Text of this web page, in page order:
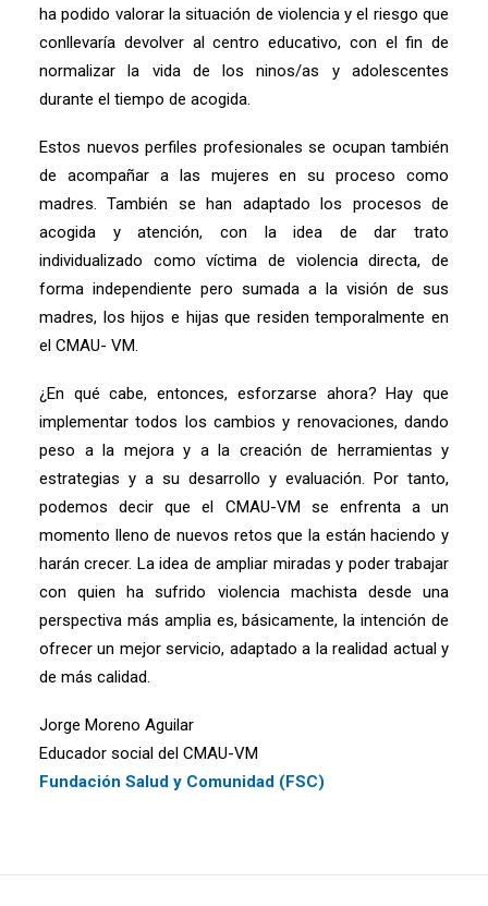
ha podido valorar la situación de violencia y el riesgo que
conllevaría devolver al centro educativo, con el fin de
normalizar la vida de los ninos/as y adolescentes
durante el tiempo de acogida.
Estos nuevos perfiles profesionales se ocupan también
de acompañar a las mujeres en su proceso como
madres. También se han adaptado los procesos de
acogida y atención, con la idea de dar trato
individualizado como víctima de violencia directa, de
forma independiente pero sumada a la visión de sus
madres, los hijos e hijas que residen temporalmente en
el CMAU- VM.
¿En qué cabe, entonces, esforzarse ahora? Hay que
implementar todos los cambios y renovaciones, dando
peso a la mejora y a la creación de herramientas y
estrategias y a su desarrollo y evaluación. Por tanto,
podemos decir que el CMAU-VM se enfrenta a un
momento lleno de nuevos retos que la están haciendo y
harán crecer. La idea de ampliar miradas y poder trabajar
con quien ha sufrido violencia machista desde una
perspectiva más amplia es, básicamente, la intención de
ofrecer un mejor servicio, adaptado a la realidad actual y
de más calidad.
Jorge Moreno Aguilar
Educador social del CMAU-VM
Fundación Salud y Comunidad (FSC)